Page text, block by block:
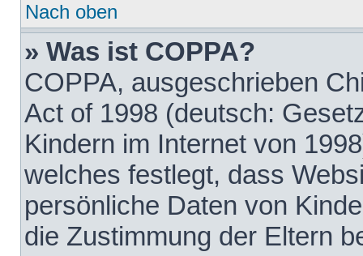
Nach oben
» Was ist COPPA?
COPPA, ausgeschrieben
Act of 1998 (deutsch:
Kindern im Internet von
welches festlegt, dass
persönliche Daten von
die Zustimmung der Eltern